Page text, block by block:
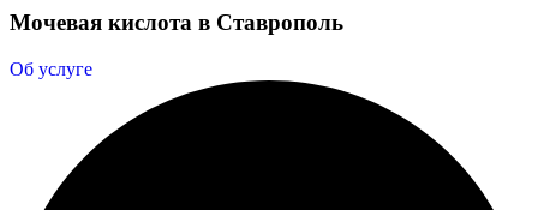
Мочевая кислота в Ставрополь
Об услуге